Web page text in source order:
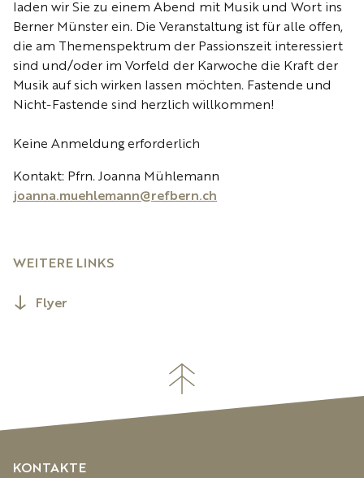
laden wir Sie zu einem Abend mit Musik und Wort ins
Berner Münster ein. Die Veranstaltung ist für alle offen,
die am Themenspektrum der Passionszeit interessiert
sind und/oder im Vorfeld der Karwoche die Kraft der
Musik auf sich wirken lassen möchten. Fastende und
Nicht-Fastende sind herzlich willkommen!
Keine Anmeldung erforderlich
Kontakt: Pfrn. Joanna Mühlemann
joanna.muehlemann@refbern.ch
WEITERE LINKS
Flyer
KONTAKTE